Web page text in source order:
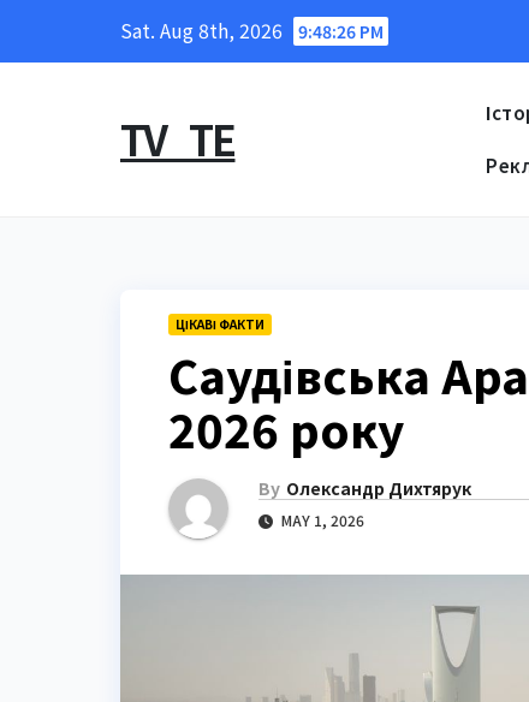
Sat. Aug 8th, 2026 9:48:27 PM
TV_TE
ЦІКАВІ ФАКТИ
Саудівська
2026 року
By Олександр Дихтярук
MAY 1, 2026